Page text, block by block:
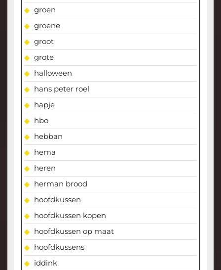
groen
groene
groot
grote
halloween
hans peter roel
hapje
hbo
hebban
hema
heren
herman brood
hoofdkussen
hoofdkussen kopen
hoofdkussen op maat
hoofdkussens
iddink